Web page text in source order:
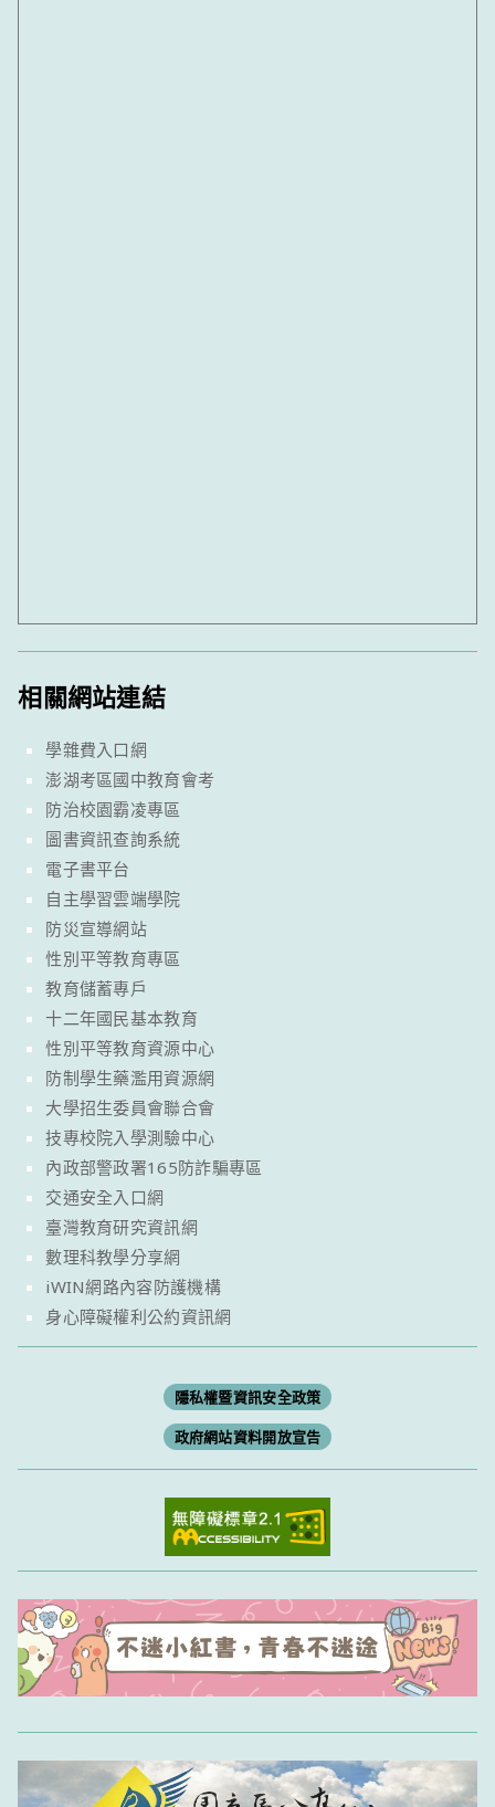
相關網站連結
學雜費入口網
澎湖考區國中教育會考
防治校園霸凌專區
圖書資訊查詢系統
電子書平台
自主學習雲端學院
防災宣導網站
性別平等教育專區
教育儲蓄專戶
十二年國民基本教育
性別平等教育資源中心
防制學生藥濫用資源網
大學招生委員會聯合會
技專校院入學測驗中心
內政部警政署165防詐騙專區
交通安全入口網
臺灣教育研究資訊網
數理科教學分享網
iWIN網路內容防護機構
身心障礙權利公約資訊網
隱私權暨資訊安全政策
政府網站資料開放宣告